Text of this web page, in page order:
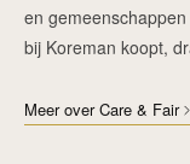
en
bij Koreman koopt,
Meer over Care & Fair